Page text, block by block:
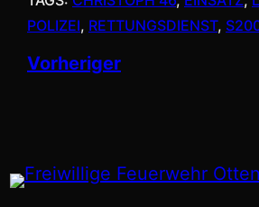
POLIZEI, RETTUNGSDIENST,
Vorheriger